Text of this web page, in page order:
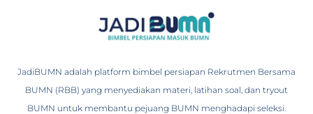
JadiBUMN adalah platform bimbel persiapan Rekrutmen Bersama
BUMN (RBB) yang menyediakan materi, latihan soal, dan tryout
BUMN untuk membantu pejuang BUMN menghadapi seleksi.